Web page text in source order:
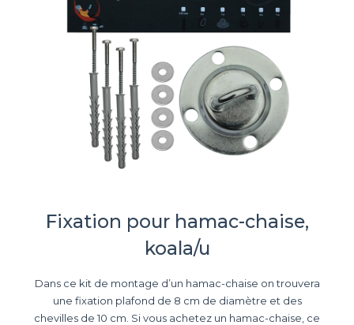
Fixation pour hamac-chaise,
koala/u
Dans ce kit de montage d’un hamac-chaise on trouvera
une fixation plafond de 8 cm de diamètre et des
chevilles de 10 cm. Si vous achetez un hamac-chaise, ce